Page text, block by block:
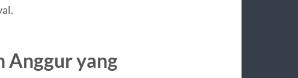
Anggur yang